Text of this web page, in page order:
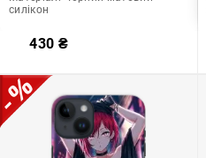
силікон
430 ₴